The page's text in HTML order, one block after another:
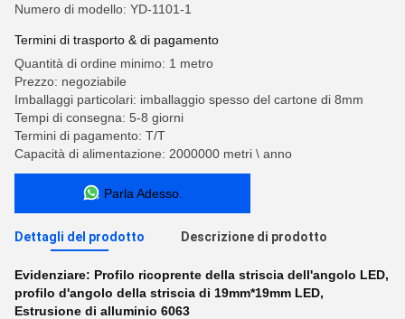
Numero di modello: YD-1101-1
Termini di trasporto & di pagamento
Quantità di ordine minimo: 1 metro
Prezzo: negoziabile
Imballaggi particolari: imballaggio spesso del cartone di 8mm
Tempi di consegna: 5-8 giorni
Termini di pagamento: T/T
Capacità di alimentazione: 2000000 metri \ anno
Parla Adesso.
Dettagli del prodotto Descrizione di prodotto
Evidenziare: Profilo ricoprente della striscia dell'angolo LED,
profilo d'angolo della striscia di 19mm*19mm LED,
Estrusione di alluminio 6063